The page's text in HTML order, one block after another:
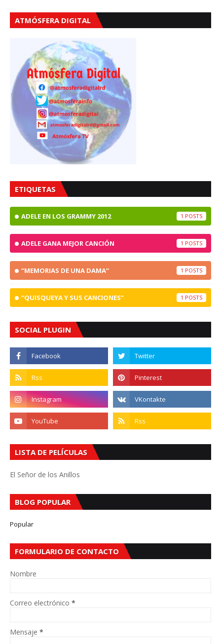
ATMÓSFERA DIGITAL
ETIQUETAS
ADELE EN LOS GRAMMY 2012 1
ADELE GANA MEJOR CANCIÓN 1
“MEMORIAS DE UNA DAMA” 1
“QUISQUEYA Y SUS CANCIONES” 1
SOCIAL PLUGIN
LISTA DE PELÍCULAS
El Señor de los Anillos
BLOG POPULAR
Popular
FORMULARIO DE CONTACTO
Nombre
Correo electrónico *
Mensaje *